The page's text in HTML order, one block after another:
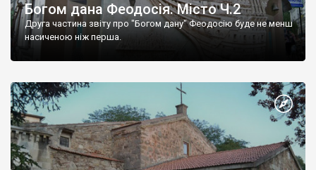
Богом дана Феодосія. Місто Ч.2
Друга частина звіту про "Богом дану" Феодосію буде не менш
насиченою ніж перша.